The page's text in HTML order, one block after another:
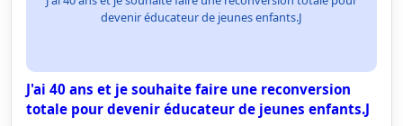
devenir éducateur de jeunes enfants.J
J'ai 40 ans et je souhaite faire une reconversion
totale pour devenir éducateur de jeunes enfants.J